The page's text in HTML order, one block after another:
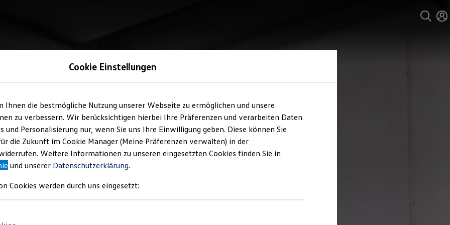
Cookie Einstellungen
Ihnen die bestmögliche Nutzung unserer Webseite zu ermöglichen und unsere
zu verbessern. Wir berücksichtigen hierbei Ihre Präferenzen und verarbeiten Daten
Personalisierung nur, wenn Sie uns Ihre Einwilligung geben. Diese können Sie
die Zukunft im Cookie Manager (Meine Präferenzen verwalten) in der
Weitere Informationen zu unseren eingesetzten Cookies finden Sie in
und unserer Datenschutzerklärung.
Cookies werden durch uns eingesetzt: